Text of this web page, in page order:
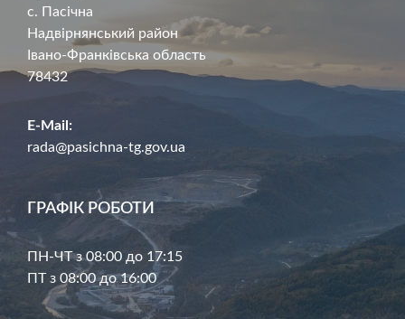
с. Пасічна
Надвірнянський район
Івано-Франківська область
78432
E-Mail:
rada@pasichna-tg.gov.ua
ГРАФІК РОБОТИ
ПН-ЧТ з 08:00 до 17:15
ПТ з 08:00 до 16:00